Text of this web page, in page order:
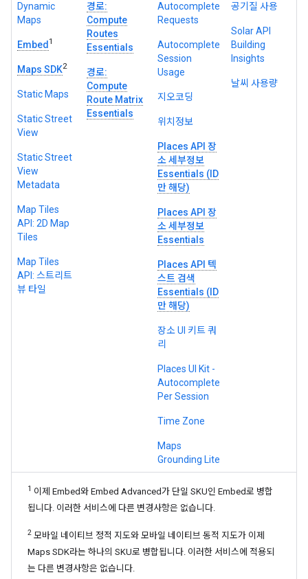
Dynamic
Maps
Embed 1
Maps SDK2
Static Maps
Static Street
View
Static Street
View
Metadata
Map Tiles
API: 2D Map
Tiles
Map Tiles
API: 스트리트
뷰 타일
경로:
Compute
Routes
Essentials
경로:
Compute
Route Matrix
Essentials
Autocomplete
Requests
Autocomplete
Session
Usage
지오코딩
위치정보
Places API 장
소 세부정보
Essentials (ID
만 해당)
Places API 장
소 세부정보
Essentials
Places API 텍
스트 검색
Essentials (ID
만 해당)
장소 UI 키트 쿼
리
Places UI Kit -
Autocomplete
Per Session
Time Zone
Maps
Grounding Lite
공기질 사용
Solar API
Building
Insights
날씨 사용량
1 이제 Embed와 Embed Advanced가 단일 SKU인 Embed로 병합
됩니다. 이러한 서비스에 다른 변경사항은 없습니다.
2 모바일 네이티브 정적 지도와 모바일 네이티브 동적 지도가 이제
Maps SDK라는 하나의 SKU로 병합됩니다. 이러한 서비스에 적용되
는 다른 변경사항은 없습니다.